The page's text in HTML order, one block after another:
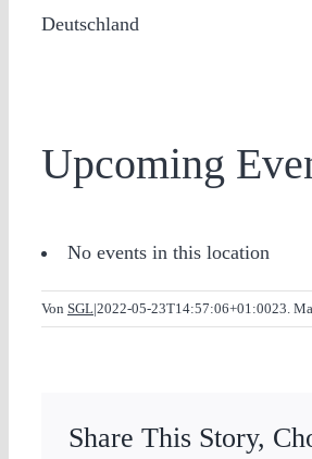
Deutschland
Upcoming
No events in this location
Von SGL|2022-05-23T14:57:06+01:0023.
Share This Story,